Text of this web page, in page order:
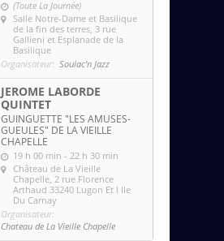
(Toute La Journée)
Salle Notre-Dame et Basilique
de la fin des terres , 3 rue
Gallieni et Esplanade de la
Basilique
Organisateur: Soulac'n Jazz
JEROME LABORDE
QUINTET
GUINGUETTE "LES AMUSES-
GUEULES" DE LA VIEILLE
CHAPELLE
19 h 00 min - 22 h 30 min
Château de La Vieille
Chapelle , 2 rue Florence
Arthaud 33240 Lugon Et l Ile
Du Carnay
Organisateur:
Chateau de La Vieille Chapelle